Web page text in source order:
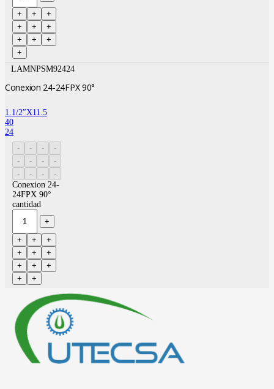
LAMNPSM92424
Conexion 24-24FPX 90°
1.1/2″X11.5
40
24
Conexion 24-
24FPX 90°
cantidad